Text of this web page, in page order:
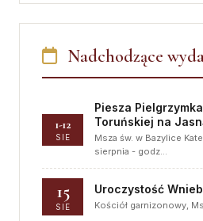
Nadchodzące
1-12
SIE
Piesza
Toruńskiej na
Msza św. w Bazylice
sierpnia - godz…
15
SIE
Uroczystość
Kościół garnizonowy,